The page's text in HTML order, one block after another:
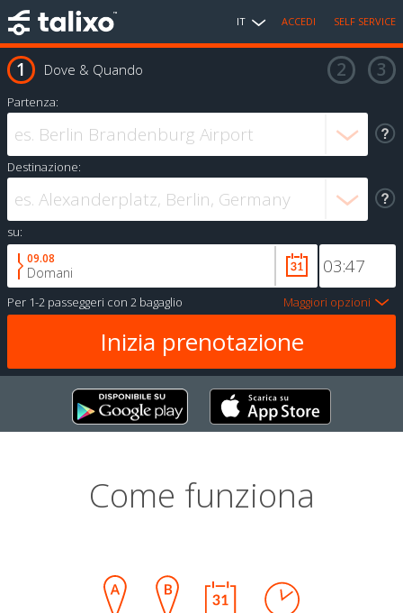
IT ACCEDI SELF SERVICE
Dove & Quando
Partenza:
Destinazione:
su:
09.08
Domani
Per 1-2 passeggeri con 2 bagaglio Maggiori opzioni
Come funziona